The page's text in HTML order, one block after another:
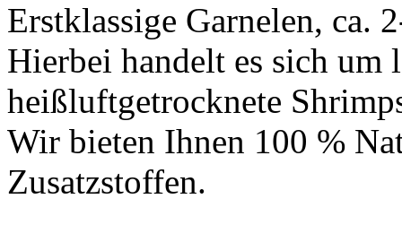
Erstklassige Garnelen, ca.
Hierbei handelt es sich um
heißluftgetrocknete
Wir bieten Ihnen 100 %
Zusatzstoffen.